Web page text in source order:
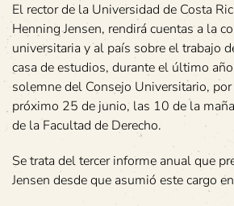
El rector de la Universidad de Costa
Henning Jensen, rendirá cuentas a la
universitaria y al país sobre el trabajo
casa de estudios, durante el último
solemne del Consejo Universitario,
próximo 25 de junio, las 10 de la
de la Facultad de Derecho.
Se trata del tercer informe anual que
Jensen desde que asumió este cargo